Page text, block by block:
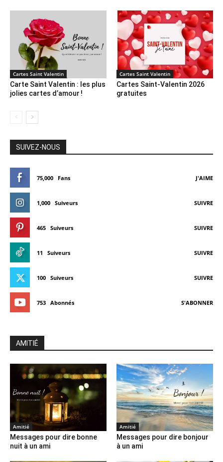
Cartes Saint Valentin
Carte Saint Valentin : les plus
jolies cartes d’amour !
Cartes Saint Valentin
Cartes Saint-Valentin 2026
gratuites
SUIVEZ-NOUS
75,000 Fans J'AIME
1,000 Suiveurs SUIVRE
465 Suiveurs SUIVRE
11 Suiveurs SUIVRE
100 Suiveurs SUIVRE
753 Abonnés S'ABONNER
AMITIÉ
Amitié
Messages pour dire bonne
nuit à un ami
Amitié
Messages pour dire bonjour
à un ami